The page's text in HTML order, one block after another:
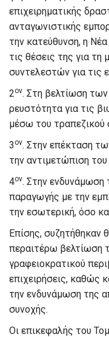
επιχειρηματικής
ανταγωνιστικής
την κατεύθυνση, η
τις θέσεις της για
συντελεστών για τις
2ον. Στη βελτίωση
ρευστότητα για τις
μέσω του τραπεζικού
3 ον. Στην επέκταση
την αντιμετώπιση
4ον. Στην ενδυνάμωση
παραγωγής με την
την εσωτερική, όσο
Επίσης, συζητήθηκαν
περαιτέρω βελτίωση
γραφειοκρατικού
επιχειρήσεις, καθώς
την ενδυνάμωση της
συνοχής.
Οι επικεφαλής του